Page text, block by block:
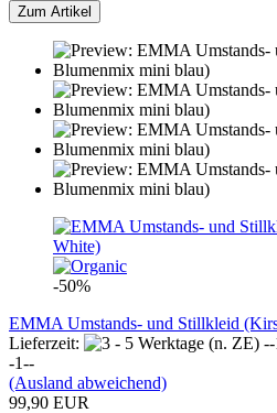
Zum Artikel
-50%
EMMA Umstands- und Stillkleid
Lieferzeit:
-1--
(Ausland abweichend)
99,90 EUR